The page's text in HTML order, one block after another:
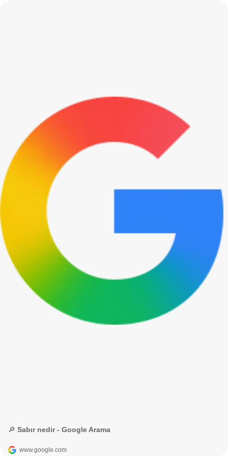
🔎 Sabır nedir - Google Arama
www.google.com